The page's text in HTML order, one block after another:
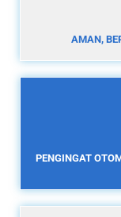
AMAN,
PENGINGAT